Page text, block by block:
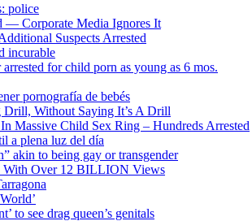
police
— Corporate Media Ignores It
Suspects Arrested
incurable
for child porn as young as 6 mos.
pornografía de bebés
Without Saying It’s A Drill
Massive Child Sex Ring – Hundreds Arrested
a plena luz del día
akin to being gay or transgender
With Over 12 BILLION Views
to see drag queen’s genitals